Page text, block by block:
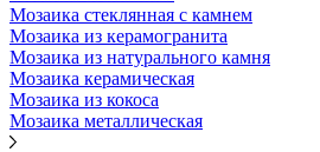
Мозаика стеклянная с камнем
Мозаика из керамогранита
Мозаика из натурального камня
Мозаика керамическая
Мозаика из кокоса
Мозаика металлическая